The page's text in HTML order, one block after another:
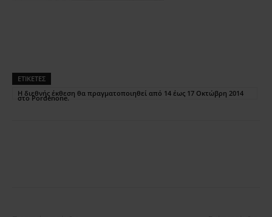
ΕΤΙΚΕΤΕΣ
Η διεθνής έκθεση θα πραγματοποιηθεί από 14 έως 17 Οκτώβρη 2014
στο Pordenone.